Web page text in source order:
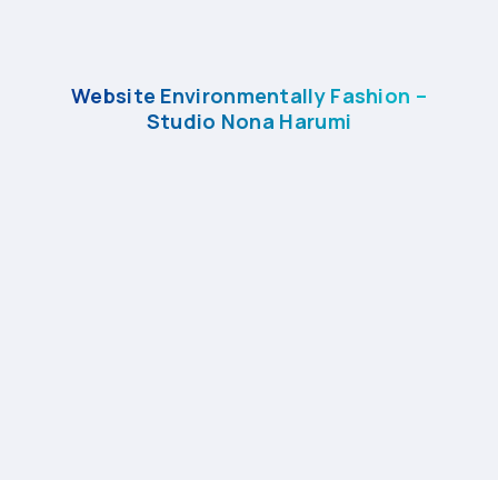
Website Environmentally Fashion –
Studio Nona Harumi